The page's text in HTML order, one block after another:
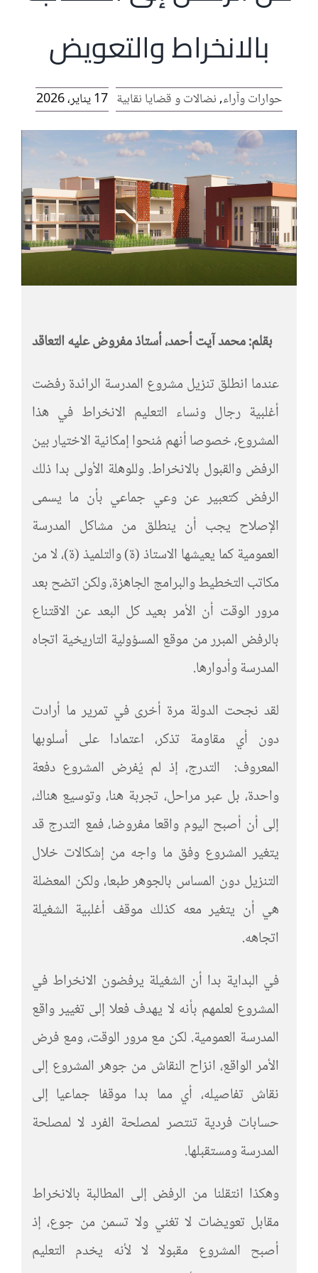
افتتاحية موقع المناضل-ة
روابط
بالانخراط والتعويض
حوارات وآراء,نضالات و قضايا نقابية 17 يناير، 2026
بقلم: محمد آيت أحمد، أستاذ مفروض عليه التعاقد
عندما انطلق تنزيل مشروع المدرسة الرائدة رفضت
أغلبية رجال ونساء التعليم الانخراط في هذا
المشروع، خصوصا أنهم مُنحوا إمكانية الاختيار بين
الرفض والقبول بالانخراط. وللوهلة الأولى بدا ذلك
الرفض كتعبير عن وعي جماعي بأن ما يسمى
الإصلاح يجب أن ينطلق من مشاكل المدرسة
العمومية كما يعيشها الاستاذ (ة) والتلميذ (ة)، لا من
مكاتب التخطيط والبرامج الجاهزة، ولكن اتضح بعد
مرور الوقت أن الأمر بعيد كل البعد عن الاقتناع
بالرفض المبرر من موقع المسؤولية التاريخية اتجاه
المدرسة وأدوارها.
لقد نجحت الدولة مرة أخرى في تمرير ما أرادت
دون أي مقاومة تذكر، اعتمادا على أسلوبها
المعروف: التدرج، إذ لم يُفرض المشروع دفعة
واحدة، بل عبر مراحل، تجربة هنا، وتوسيع هناك،
إلى أن أصبح اليوم واقعا مفروضا، فمع التدرج قد
يتغير المشروع وفق ما واجه من إشكالات خلال
التنزيل دون المساس بالجوهر طبعا، ولكن المعضلة
هي أن يتغير معه كذلك موقف أغلبية الشغيلة
اتجاهه.
في البداية بدا أن الشغيلة يرفضون الانخراط في
المشروع لعلمهم بأنه لا يهدف فعلا إلى تغيير واقع
المدرسة العمومية. لكن مع مرور الوقت، ومع فرض
الأمر الواقع، انزاح النقاش من جوهر المشروع إلى
نقاش تفاصيله، أي مما بدا موقفا جماعيا إلى
حسابات فردية تنتصر لمصلحة الفرد لا لمصلحة
المدرسة ومستقبلها.
وهكذا انتقلنا من الرفض إلى المطالبة بالانخراط
مقابل تعويضات لا تغني ولا تسمن من جوع، إذ
أصبح المشروع مقبولا لا لأنه يخدم التعليم